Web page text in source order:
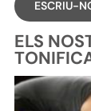
ESCRIU-
ELS